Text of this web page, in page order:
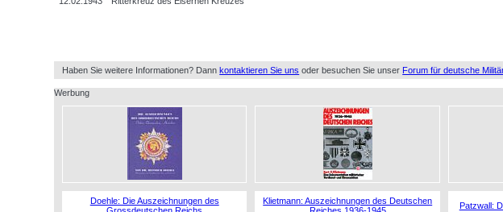
Haben Sie weitere Informationen? Dann kontaktieren Sie uns oder besuchen Sie unser Forum für deutsche
Werbung
Doehle: Die Auszeichnungen des
Klietmann: Auszeichnungen des Deutschen
Patzwall: